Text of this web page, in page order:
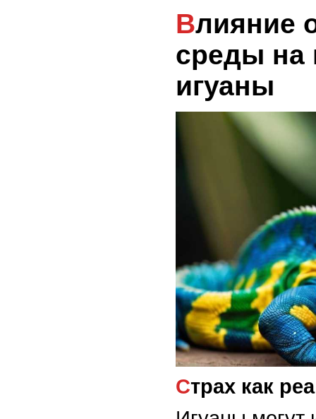
Влияние окружающей
среды на
игуаны
Страх как